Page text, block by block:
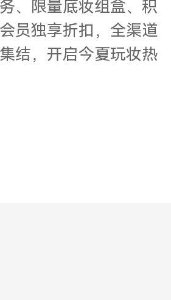
、限量底妆组盒、积
员独享折扣，全渠道
结，开启今夏玩妆热